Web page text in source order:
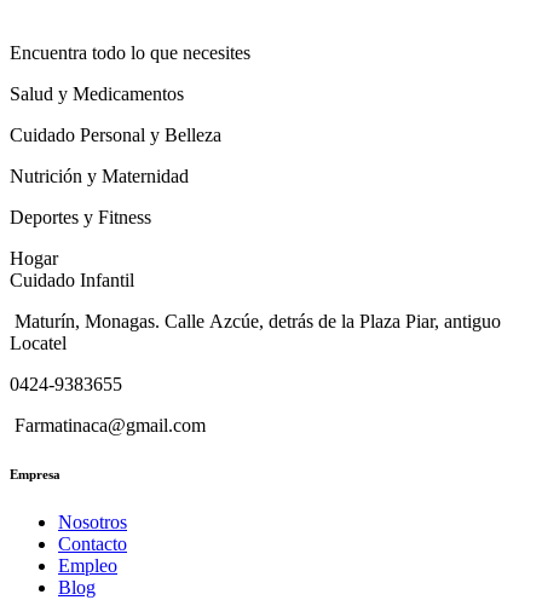
Encuentra todo lo que necesites
Salud y Medicamentos
Cuidado Personal y Belleza
Nutrición y Maternidad
Deportes y Fitness
Hogar
Cuidado Infantil
Maturín, Monagas. Calle Azcúe, detrás de la Plaza Piar, antiguo
Locatel
0424-9383655
Farmatinaca@gmail.com
Empresa
Nosotros
Contacto
Empleo
Blog